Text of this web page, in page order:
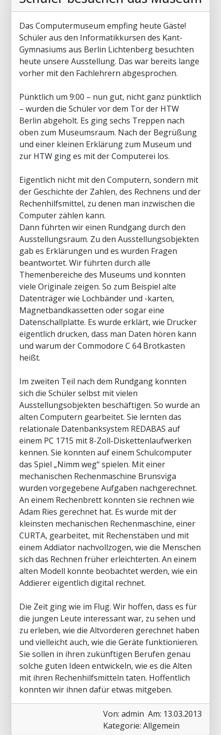
Das Computermuseum empfing heute Gäste!
Schüler aus den Informatikkursen des Kant-
Gymnasiums aus Berlin Lichtenberg besuchten
heute unsere Ausstellung. Das war bereits lange
vorher mit den Fachlehrern abgesprochen.
Pünktlich um 9:00 – nun gut, nicht ganz pünktlich
– wurden die Schüler vor dem Tor der HTW
Berlin abgeholt. Es ging sechs Treppen nach
oben zum Museumsraum. Nach der Begrüßung
und einer kleinen Erklärung zum Museum und
zur HTW ging es mit der Computerei los.
Eigentlich nicht mit den Computern, sondern mit
der Geschichte der Zahlen, des Rechnens und der
Rechenhilfsmittel, zu denen man inzwischen die
Computer zählen kann.
Dann führten wir einen Rundgang durch den
Ausstellungsraum. Zu den Ausstellungsobjekten
gab es Erklärungen und es wurden Fragen
beantwortet. Wir führten durch alle
Themenbereiche des Museums und konnten
viele Originale zeigen. So zum Beispiel alte
Datenträger wie Lochbänder und -karten,
Magnetbandkassetten oder sogar eine
Datenschallplatte. Es wurde erklärt, wie Drucker
eigentlich drucken, dass man Daten hören kann
und warum der Commodore C 64 Brotkasten
heißt.
Im zweiten Teil nach dem Rundgang konnten
sich die Schüler selbst mit vielen
Ausstellungsobjekten beschäftigen. So wurde an
alten Computern gearbeitet. Sie lernten das
relationale Datenbanksystem REDABAS auf
einem PC 1715 mit 8-Zoll-Diskettenlaufwerken
kennen. Sie konnten auf einem Schulcomputer
das Spiel „Nimm weg“ spielen. Mit einer
mechanischen Rechenmaschine Brunsviga
wurden vorgegebene Aufgaben nachgerechnet.
An einem Rechenbrett konnten sie rechnen wie
Adam Ries gerechnet hat. Es wurde mit der
kleinsten mechanischen Rechenmaschine, einer
CURTA, gearbeitet, mit Rechenstäben und mit
einem Addiator nachvollzogen, wie die Menschen
sich das Rechnen früher erleichterten. An einem
alten Modell konnte beobachtet werden, wie ein
Addierer eigentlich digital rechnet.
Die Zeit ging wie im Flug. Wir hoffen, dass es für
die jungen Leute interessant war, zu sehen und
zu erleben, wie die Altvorderen gerechnet haben
und vielleicht auch, wie die Geräte funktionieren.
Sie sollen in ihren zukünftigen Berufen genau
solche guten Ideen entwickeln, wie es die Alten
mit ihren Rechenhilfsmitteln taten. Hoffentlich
konnten wir ihnen dafür etwas mitgeben.
Von: admin Am: 13.03.2013
Kategorie: Allgemein